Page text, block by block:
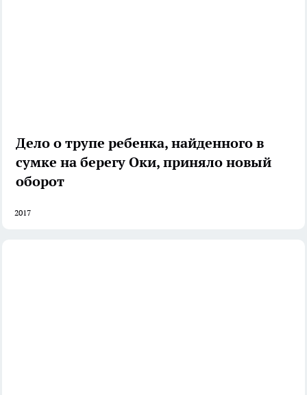
Дело о трупе ребенка, найденного в
сумке на берегу Оки, приняло новый
оборот
2017